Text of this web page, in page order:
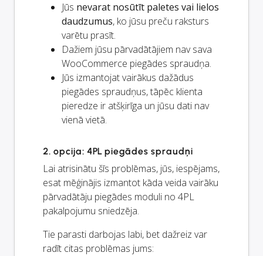
Jūs nevarat nosūtīt paletes vai lielos
daudzumus, ko jūsu preču raksturs
varētu prasīt.
Dažiem jūsu pārvadātājiem nav sava
WooCommerce piegādes spraudņa.
Jūs izmantojat vairākus dažādus
piegādes spraudņus, tāpēc klienta
pieredze ir atšķirīga un jūsu dati nav
vienā vietā.
2. opcija: 4PL piegādes spraudņi
Lai atrisinātu šīs problēmas, jūs, iespējams,
esat mēģinājis izmantot kāda veida vairāku
pārvadātāju piegādes moduli no 4PL
pakalpojumu sniedzēja.
Tie parasti darbojas labi, bet dažreiz var
radīt citas problēmas jums: